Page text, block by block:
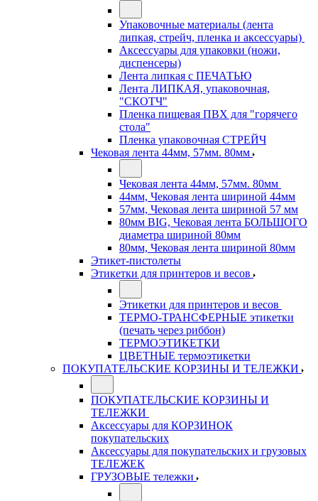
Упаковочные материалы (лента
липкая, стрейч, пленка и аксессуары)
Аксессуары для упаковки (ножи,
диспенсеры)
Лента липкая с ПЕЧАТЬЮ
Лента ЛИПКАЯ, упаковочная,
"СКОТЧ"
Пленка пищевая ПВХ для "горячего
стола"
Пленка упаковочная СТРЕЙЧ
Чековая лента 44мм, 57мм. 80мм
Чековая лента 44мм, 57мм. 80мм
44мм, Чековая лента шириной 44мм
57мм, Чековая лента шириной 57 мм
80мм BIG, Чековая лента БОЛЬШОГО
диаметра шириной 80мм
80мм, Чековая лента шириной 80мм
Этикет-пистолеты
Этикетки для принтеров и весов
Этикетки для принтеров и весов
ТЕРМО-ТРАНСФЕРНЫЕ этикетки
(печать через риббон)
ТЕРМОЭТИКЕТКИ
ЦВЕТНЫЕ термоэтикетки
ПОКУПАТЕЛЬСКИЕ КОРЗИНЫ И ТЕЛЕЖКИ
ПОКУПАТЕЛЬСКИЕ КОРЗИНЫ И
ТЕЛЕЖКИ
Аксессуары для КОРЗИНОК
покупательских
Аксессуары для покупательских и грузовых
ТЕЛЕЖЕК
ГРУЗОВЫЕ тележки